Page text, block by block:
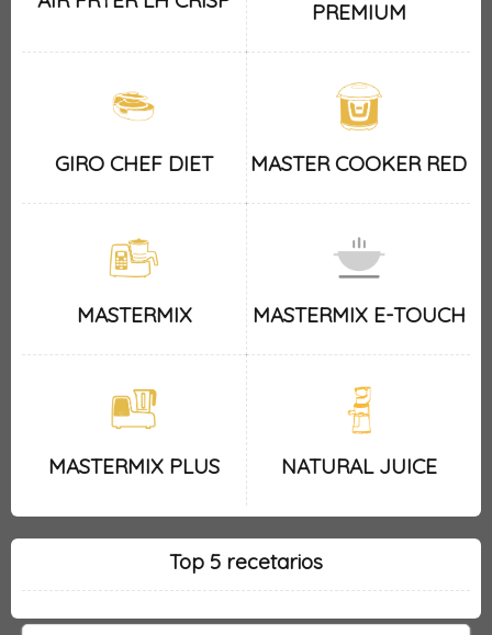
PREMIUM
GIRO CHEF DIET MASTER COOKER RED
MASTERMIX MASTERMIX E-TOUCH
MASTERMIX PLUS NATURAL JUICE
Top 5 recetarios